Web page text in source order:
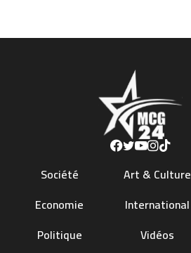
Société
Economie
Politique
Art & Culture
International
Vidéos